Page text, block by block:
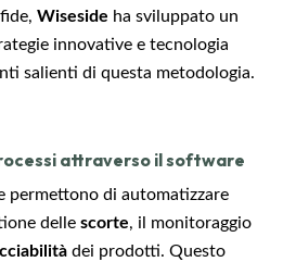
Wiseside ha sviluppato un
innovative e tecnologia
salienti di questa metodologia.
attraverso il software
permettono di automatizzare
delle scorte, il monitoraggio
dei prodotti. Questo